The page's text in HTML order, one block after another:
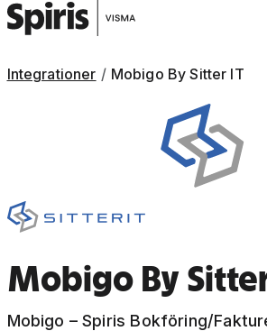
Integrationer Mobigo By Sitter IT
Mobigo By
Mobigo – Spiris Bokföring/